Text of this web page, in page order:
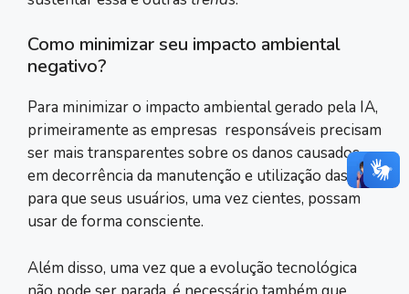
Como minimizar seu impacto ambiental
negativo?
Para minimizar o impacto ambiental gerado pela IA,
primeiramente as empresas responsáveis precisam
ser mais transparentes sobre os danos causados
em decorrência da manutenção e utilização das IAs,
para que seus usuários, uma vez cientes, possam
usar de forma consciente.
Além disso, uma vez que a evolução tecnológica